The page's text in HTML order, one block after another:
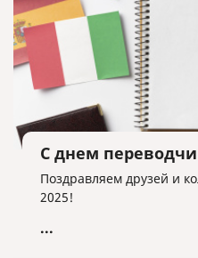
С днем
Поздравляем друзей и
2025!
...